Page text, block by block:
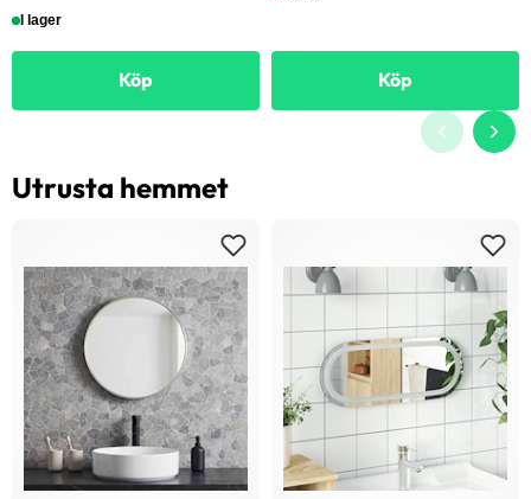
I lager
Köp Köp
Utrusta hemmet